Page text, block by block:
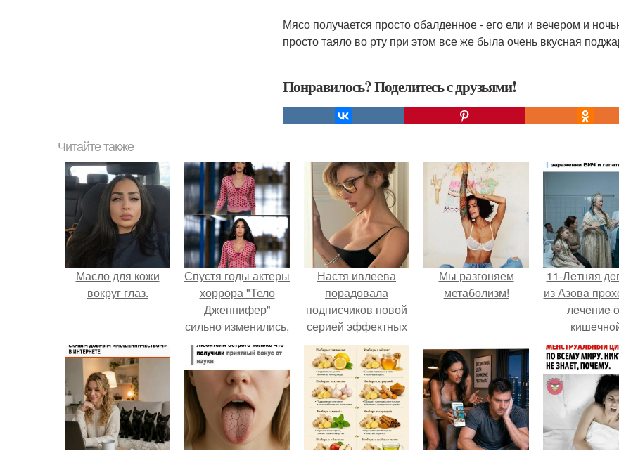
Мясо получается просто обалденное - его ели и вечером и
просто таяло во рту при этом все же была очень вкусная
Понравилось? Поделитесь с друзьями!
Читайте также
Масло для кожи
вокруг глаз.
Спустя годы актеры
хоррора "Тело
Дженнифер"
сильно изменились,
пройдя путь от
подростковых
кумиров до
мировых звезд.
Настя ивлеева
порадовала
подписчиков новой
серией эффектных
снимков - и, как
обычно, вызвала
бурное обсуждение
в соцсетях.
Мы разгоняем
метаболизм!
11-Лeтняя
из Азoвa
лeчeниe